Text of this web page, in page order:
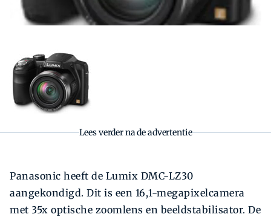
Lees verder na de advertentie
Panasonic heeft de Lumix DMC-LZ30
aangekondigd. Dit is een 16,1-megapixelcamera
met 35x optische zoomlens en beeldstabilisator. De